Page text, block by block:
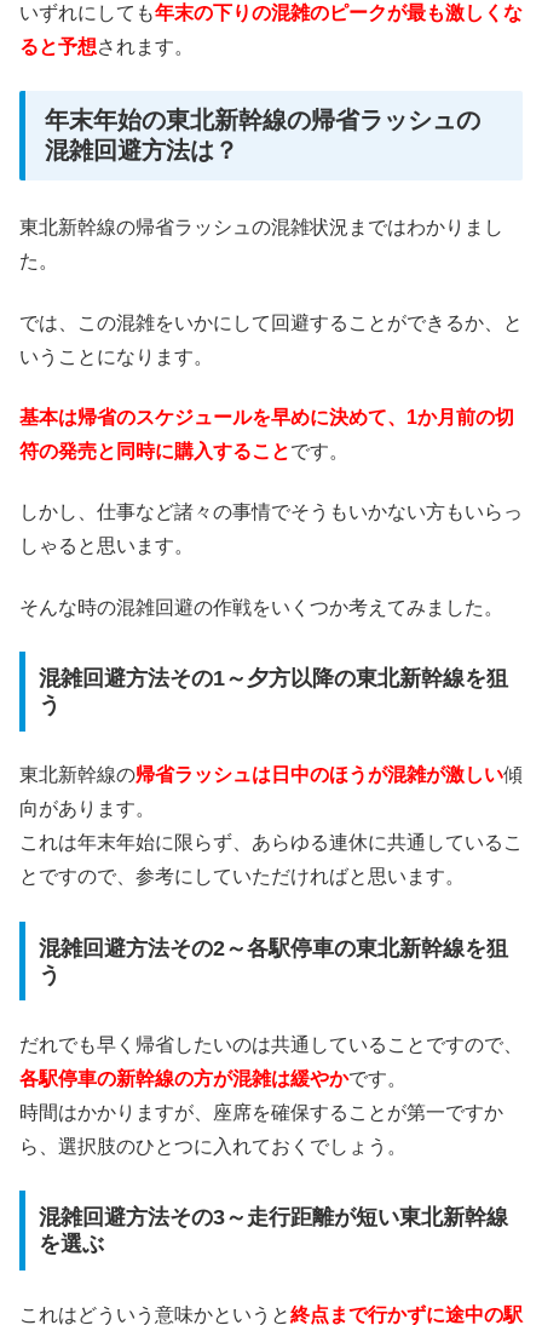
いずれにしても年末の下りの混雑のピークが最も激しくな
ると予想されます。
年末年始の東北新幹線の帰省ラッシュの
混雑回避方法は？
東北新幹線の帰省ラッシュの混雑状況まではわかりまし
た。
では、この混雑をいかにして回避することができるか、と
いうことになります。
基本は帰省のスケジュールを早めに決めて、1か月前の切
符の発売と同時に購入することです。
しかし、仕事など諸々の事情でそうもいかない方もいらっ
しゃると思います。
そんな時の混雑回避の作戦をいくつか考えてみました。
混雑回避方法その1～夕方以降の東北新幹線を狙
う
東北新幹線の帰省ラッシュは日中のほうが混雑が激しい傾
向があります。
これは年末年始に限らず、あらゆる連休に共通しているこ
とですので、参考にしていただければと思います。
混雑回避方法その2～各駅停車の東北新幹線を狙
う
だれでも早く帰省したいのは共通していることですので、
各駅停車の新幹線の方が混雑は緩やかです。
時間はかかりますが、座席を確保することが第一ですか
ら、選択肢のひとつに入れておくでしょう。
混雑回避方法その3～走行距離が短い東北新幹線
を選ぶ
これはどういう意味かというと終点まで行かずに途中の駅